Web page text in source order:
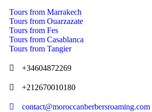
Tours from Marrakech
Tours from Ouarzazate
Tours from Fes
Tours from Casablanca
Tours from Tangier
+34604872269
+212670010180
contact@moroccanberbersroaming.com